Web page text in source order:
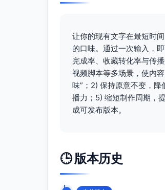
让你的现有文字在最短时
的口味。通过一次输入，
完成率、收藏转化率与传
视频脚本等多场景，使内
味”；2) 保持原意不变，
播力；5) 缩短制作周期，
成可发布版本。
🕒 版本历史